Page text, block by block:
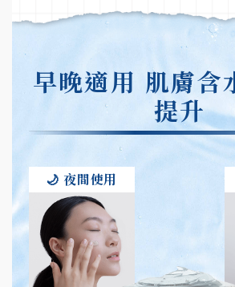
早晚適用 肌膚含
提升
🌙 夜間使用